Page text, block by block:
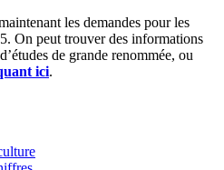
les demandes pour les
On peut trouver des informations
de grande renommée, ou
ici.